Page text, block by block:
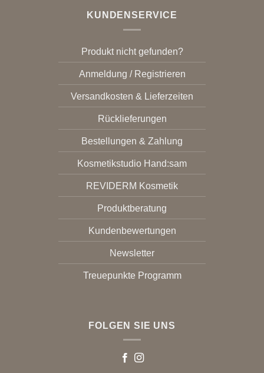
KUNDENSERVICE
Produkt nicht gefunden?
Anmeldung / Registrieren
Versandkosten & Lieferzeiten
Rücklieferungen
Bestellungen & Zahlung
Kosmetikstudio Hand:sam
REVIDERM Kosmetik
Produktberatung
Kundenbewertungen
Newsletter
Treuepunkte Programm
FOLGEN SIE UNS